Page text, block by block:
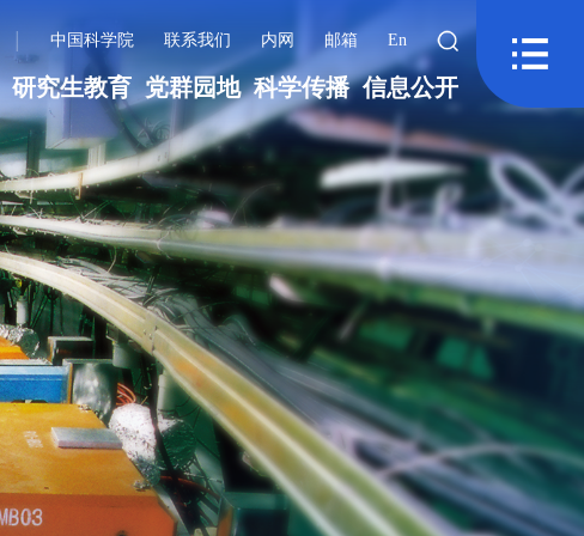
| 中国科学院 联系我们 内网 邮箱 En
研究生教育 党群园地 科学传播 信息公开